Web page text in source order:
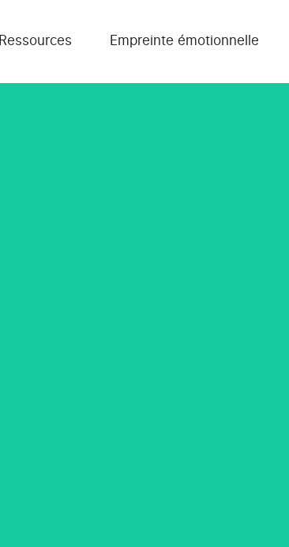
Ressources Empreinte émotionnelle